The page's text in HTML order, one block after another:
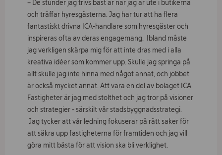
– De stunder jag trivs bäst är när jag är ute i butikerna
och träffar hyresgästerna. Jag har tur att ha flera
fantastiskt drivna ICA-handlare som hyresgäster och
inspireras ofta av deras engagemang. Ibland måste
jag verkligen skärpa mig för att inte dras med i alla
kreativa idéer som kommer upp. Skulle jag springa på
allt skulle jag inte hinna med något annat, och jobbet
är också mycket annat. Att vara en del av bolaget ICA
Fastigheter är jag med stolthet och jag tror på visioner
och strategier - särskilt vår stadsbyggnadsstrategi.
Jag tycker att vår ledning fokuserar på rätt saker för
att säkra upp fastigheterna för framtiden och jag vill
göra mitt bästa för att vision ska bli verklighet.